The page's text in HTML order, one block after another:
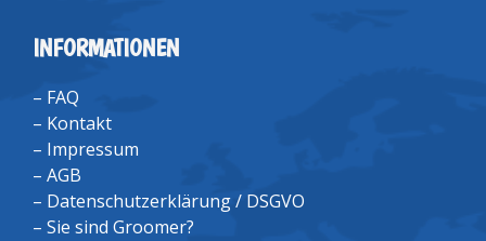
INFORMATIONEN
– FAQ
– Kontakt
– Impressum
– AGB
– Datenschutzerklärung / DSGVO
– Sie sind Groomer?